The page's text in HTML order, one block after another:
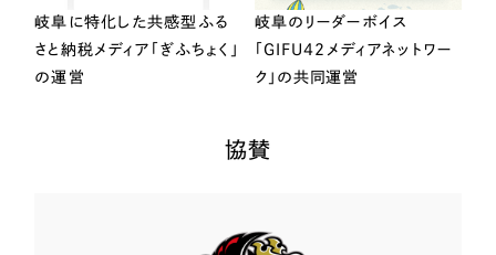
岐阜に特化した共感型ふる
さと納税メディア「ぎふちょく」
の運営
岐阜のリーダーボイス
「GIFU42メディアネットワー
ク」の共同運営
協賛